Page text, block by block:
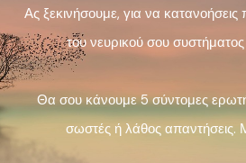
Ας ξεκινήσουμε, για να κατανοήσεις
του νευρικού σου συστήματος
Θα σου κάνουμε 5 σύντομες
σωστές ή λάθος απαντήσεις.